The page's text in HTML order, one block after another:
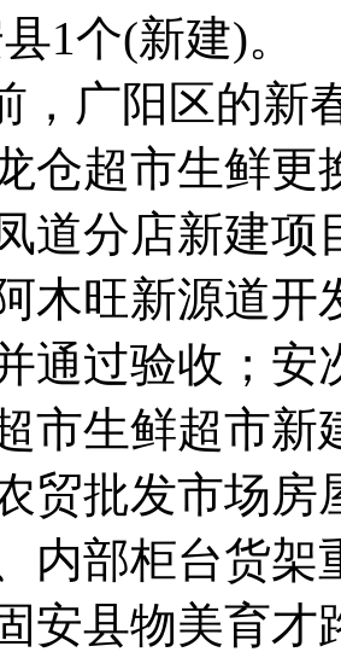
1个(新建)。
，广阳区的新
仓超市生鲜更
道分店新建
木旺新源道开
通过验收；安
市生鲜超市新
贸批发市场
内部柜台货架
安县物美育才